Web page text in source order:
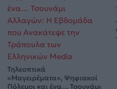
Τηλεοπτικά
«Μαγειρέματα», Ψηφιακοί
Πόλεμοι και ένα… Τσουνάμι